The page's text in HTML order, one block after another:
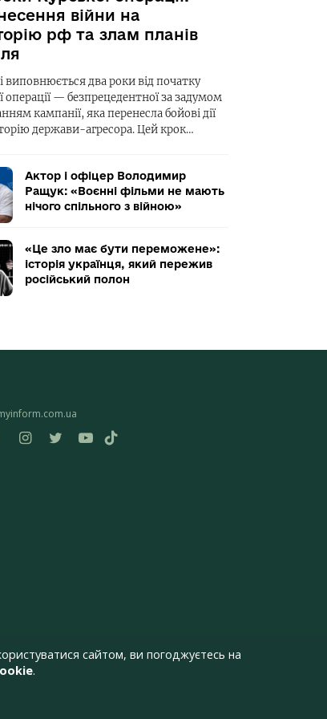
війни на
рф та злам планів
виповнюється два роки від початку
операції — безпрецедентної за задумом
кампанії, яка перенесла бойові дії
держави-агресора. Цей крок…
Актор і офіцер Володимир
Ращук: «Воєнні фільми не мають
нічого спільного з війною»
«Це зло має бути переможене»:
історія українця, який пережив
російський полон
сайтом, ви погоджуєтесь на
.